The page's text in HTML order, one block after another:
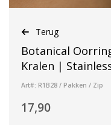
Terug
Botanical
Kralen |
Art#: R1B28 / Pakken / Zip
17,90